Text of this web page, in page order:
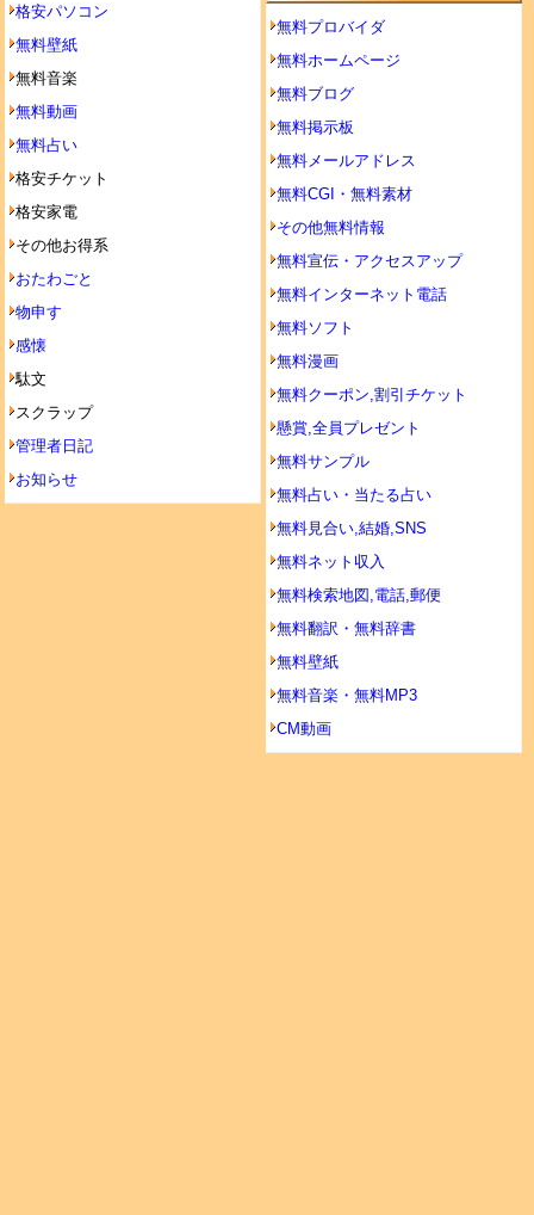
格安パソコン
無料壁紙
無料音楽
無料動画
無料占い
格安チケット
格安家電
その他お得系
おたわごと
物申す
感懐
駄文
スクラップ
管理者日記
お知らせ
無料プロバイダ
無料ホームページ
無料ブログ
無料掲示板
無料メールアドレス
無料CGI・無料素材
その他無料情報
無料宣伝・アクセスアップ
無料インターネット電話
無料ソフト
無料漫画
無料クーポン,割引チケット
懸賞,全員プレゼント
無料サンプル
無料占い・当たる占い
無料見合い,結婚,SNS
無料ネット収入
無料検索地図,電話,郵便
無料翻訳・無料辞書
無料壁紙
無料音楽・無料MP3
CM動画